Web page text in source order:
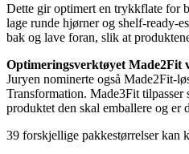
Dette gir optimert en trykkflate for
lage runde hjørner og shelf-ready-
bak og lave foran, slik at
Optimeringsverktøyet Made2Fit
Juryen nominerte også Made2Fit-
Transformation. Made3Fit tilpasser
produktet den skal emballere og er
39 forskjellige pakkestørrelser kan